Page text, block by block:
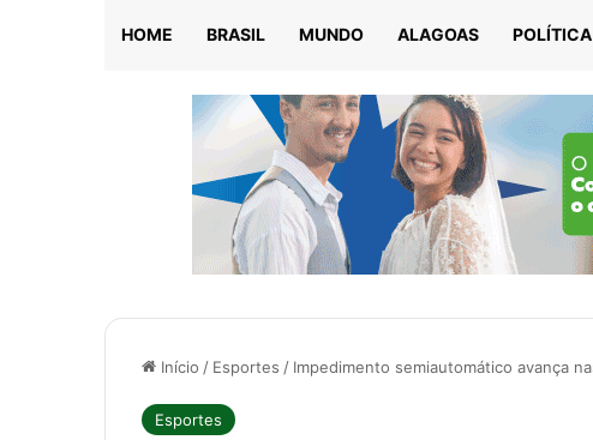
HOME BRASIL MUNDO ALAGOAS POLÍTICA
Início / Esportes / Impedimento semiautomático avança
Esportes